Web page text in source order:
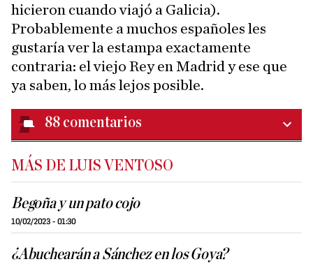
hicieron cuando viajó a Galicia).
Probablemente a muchos españoles les
gustaría ver la estampa exactamente
contraria: el viejo Rey en Madrid y ese que
ya saben, lo más lejos posible.
88 comentarios
MÁS DE LUIS VENTOSO
Begoña y un pato cojo
10/02/2023 - 01:30
¿Abuchearán a Sánchez en los Goya?